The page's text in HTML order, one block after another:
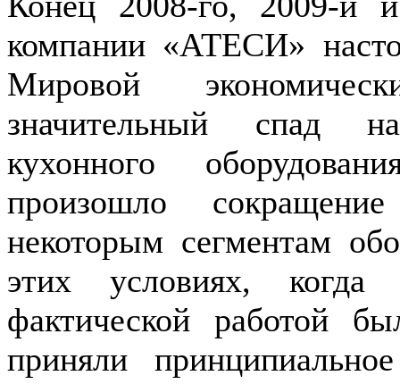
компании «АТЕСИ»
Мировой
значительный спад
кухонного
произошло
некоторым сегментам
этих условиях,
фактической работой
приняли